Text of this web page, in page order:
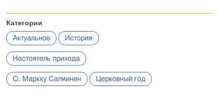
Категории
Актуальное История
Настоятель прихода
О. Маркку Салминен Церковный год